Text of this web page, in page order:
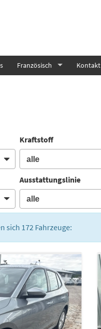
Französisch Kontakt
Kraftstoff
Ausstattungslinie
sich 172Fahrzeuge: